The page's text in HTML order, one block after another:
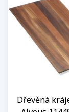
Dřevěná